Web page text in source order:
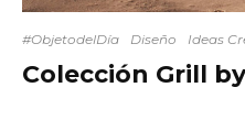
#ObjetodelDía Diseño Ideas
Colección Grill